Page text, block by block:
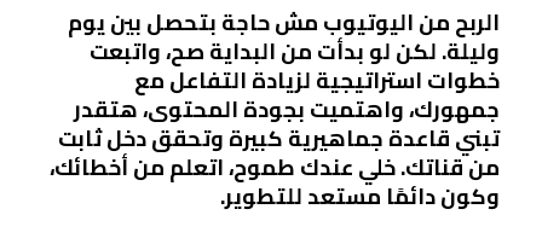
الربح من اليوتيوب مش حاجة بتحصل بين يوم
وليلة. لكن لو بدأت من البداية صح، واتبعت
خطوات استراتيجية لزيادة التفاعل مع
جمهورك، واهتميت بجودة المحتوى، هتقدر
تبني قاعدة جماهيرية كبيرة وتحقق دخل ثابت
من قناتك. خلي عندك طموح، اتعلم من أخطائك،
وكون دائمًا مستعد للتطوير.